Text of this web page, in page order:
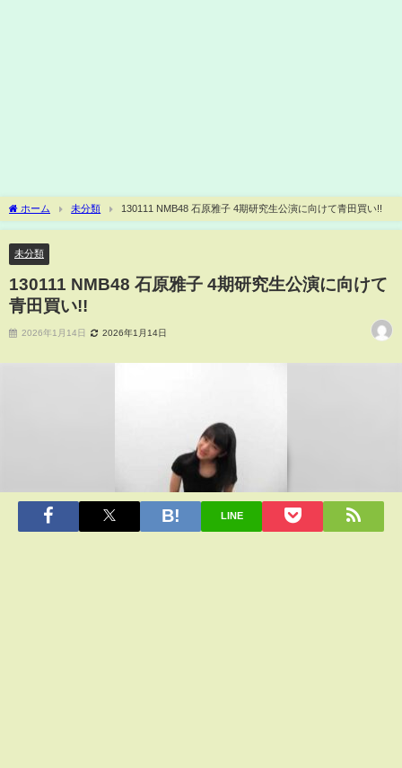
ホーム 未分類 130111 NMB48 石原雅子 4期研究生公演に向けて青田買い!!
未分類
130111 NMB48 石原雅子 4期研究生公演に向けて
青田買い!!
2026年1月14日 2026年1月14日
LINE